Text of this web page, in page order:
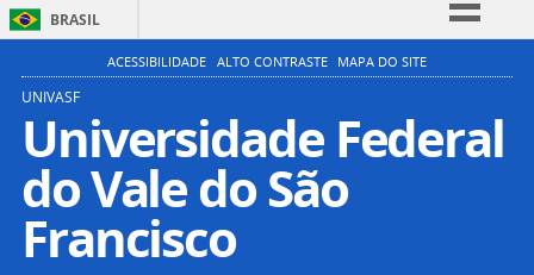
BRASIL
Simplifique!
Participe
Acesso à informação
Legislação
ACESSIBILIDADE ALTO CONTRASTE MAPA DO SITE
UNIVASF
Universidade Federal
do Vale do São
Francisco